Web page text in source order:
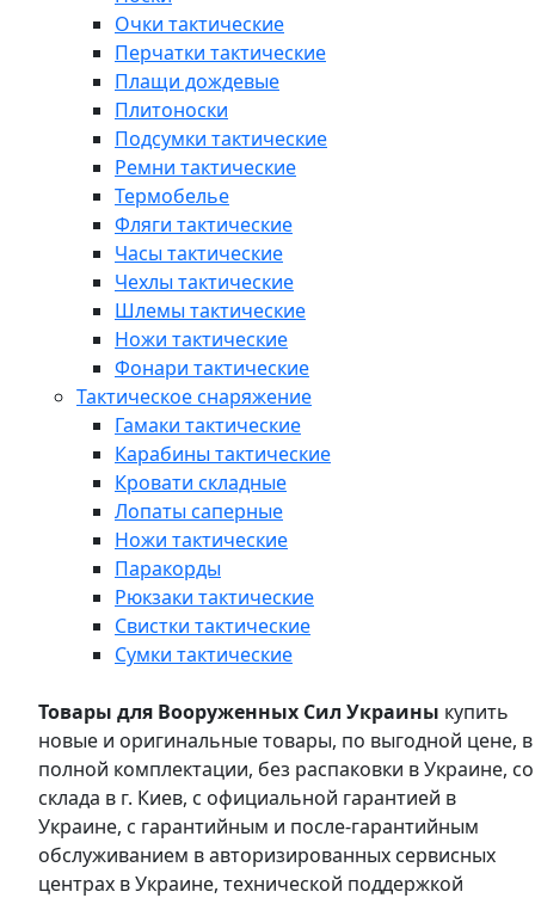
Очки тактические
Перчатки тактические
Плащи дождевые
Плитоноски
Подсумки тактические
Ремни тактические
Термобелье
Фляги тактические
Часы тактические
Чехлы тактические
Шлемы тактические
Ножи тактические
Фонари тактические
Тактическое снаряжение
Гамаки тактические
Карабины тактические
Кровати складные
Лопаты саперные
Ножи тактические
Паракорды
Рюкзаки тактические
Свистки тактические
Сумки тактические
Товары для Вооруженных Сил Украины купить
новые и оригинальные товары, по выгодной цене, в
полной комплектации, без распаковки в Украине, со
склада в г. Киев, с официальной гарантией в
Украине, с гарантийным и после-гарантийным
обслуживанием в авторизированных сервисных
центрах в Украине, технической поддержкой